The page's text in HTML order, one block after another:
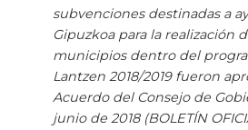
subvenciones destinadas a
Gipuzkoa para la realización
municipios dentro del
Lantzen 2018/2019 fueron
Acuerdo del Consejo de
junio de 2018 (BOLETÍN